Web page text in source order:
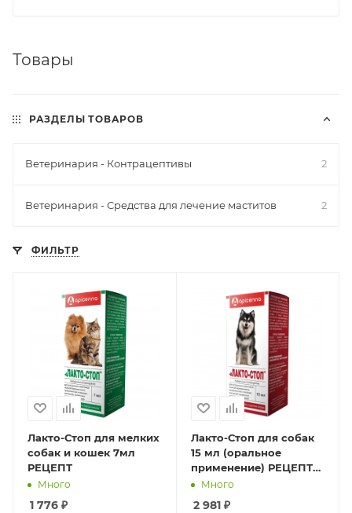
Товары
РАЗДЕЛЫ ТОВАРОВ
Ветеринария - Контрацептивы 2
Ветеринария - Средства для лечение маститов 2
ФИЛЬТР
Лакто-Стоп для мелких
собак и кошек 7мл
РЕЦЕПТ
Много
1 776 ₽
Лакто-Стоп для собак
15 мл (оральное
применение) РЕЦЕПТ
годен до 12.26.
Много
2 981₽